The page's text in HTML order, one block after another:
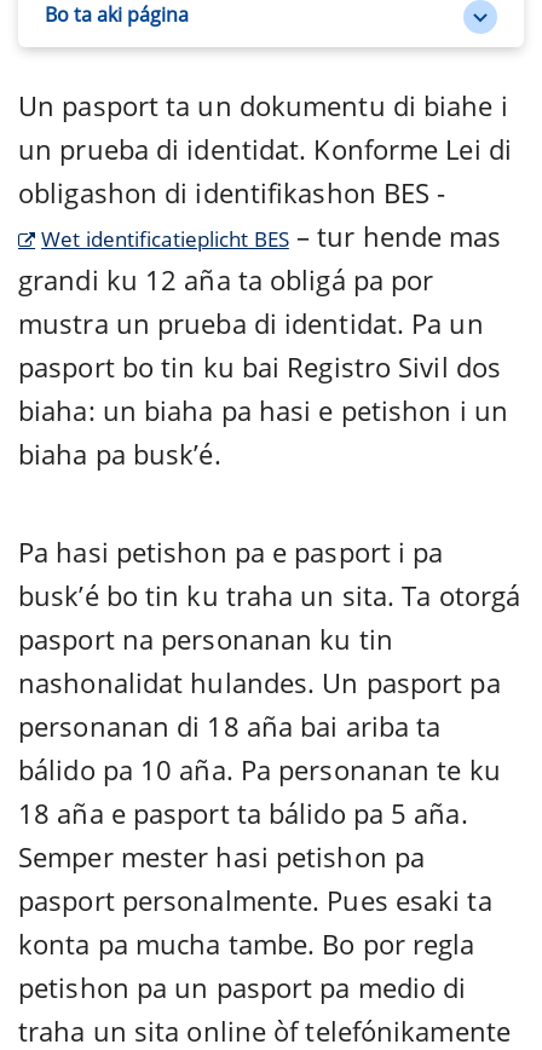
Un pasport ta un dokumentu di biahe i
un prueba di identidat. Konforme Lei di
obligashon di identifikashon BES -
Wet identificatieplicht BES– tur hende mas
grandi ku 12 aña ta obligá pa por
mustra un prueba di identidat. Pa un
pasport bo tin ku bai Registro Sivil dos
biaha: un biaha pa hasi e petishon i un
biaha pa busk’é.
Pa hasi petishon pa e pasport i pa
busk’é bo tin ku traha un sita. Ta otorgá
pasport na personanan ku tin
nashonalidat hulandes. Un pasport pa
personanan di 18 aña bai ariba ta
bálido pa 10 aña. Pa personanan te ku
18 aña e pasport ta bálido pa 5 aña.
Semper mester hasi petishon pa
pasport personalmente. Pues esaki ta
konta pa mucha tambe. Bo por regla
petishon pa un pasport pa medio di
traha un sita online òf telefónikamente
Bo ta aki página